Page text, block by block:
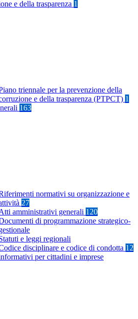
e della trasparenza 1
triennale per la prevenzione della
e della trasparenza (PTPCT) 1
163
normativi su organizzazione e
27
amministrativi generali 120
di programmazione strategico-
e leggi regionali
disciplinare e codice di condotta 12
per cittadini e imprese